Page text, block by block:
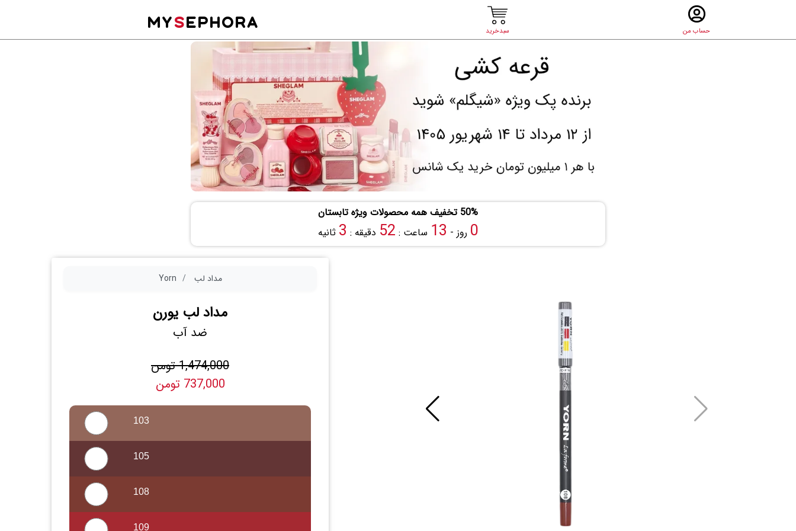
حساب من سبدخرید
MYSEPHORA
50% تخفیف همه محصولات ویژه تابستان
0 روز - 13 ساعت : 52 دقیقه : 3 ثانیه
مداد لب Yorn
مداد لب یورن
ضد آب
1,474,000 تومن
737,000 تومن
103
105
108
109